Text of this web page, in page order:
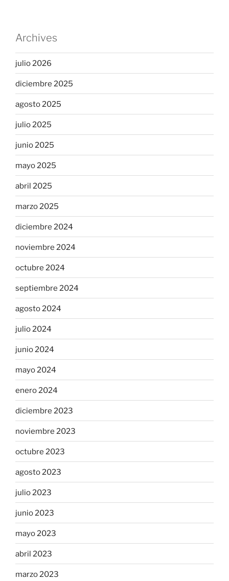
Archives
julio 2026
diciembre 2025
agosto 2025
julio 2025
junio 2025
mayo 2025
abril 2025
marzo 2025
diciembre 2024
noviembre 2024
octubre 2024
septiembre 2024
agosto 2024
julio 2024
junio 2024
mayo 2024
enero 2024
diciembre 2023
noviembre 2023
octubre 2023
agosto 2023
julio 2023
junio 2023
mayo 2023
abril 2023
marzo 2023